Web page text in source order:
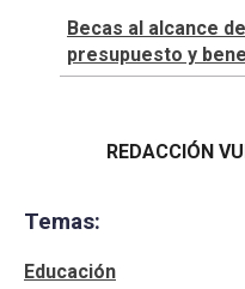
Becas al alcance
presupuesto y
REDACCIÓN
Temas:
Educación